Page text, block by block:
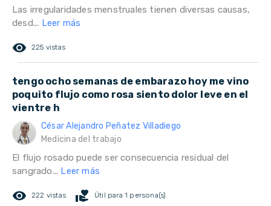
Las irregularidades menstruales tienen diversas causas,
desd... Leer más
remove_red_eye 225 vistas
tengo ocho semanas de embarazo hoy me vino
poquito flujo como rosa siento dolor leve en el
vientre h
César Alejandro Peñatez Villadiego
Medicina del trabajo
El flujo rosado puede ser consecuencia residual del
sangrado... Leer más
remove_red_eye 222 vistas volunteer_activism Útil para 1 persona(s)